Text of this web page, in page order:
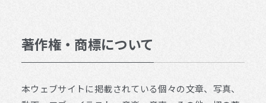
著作権・商標について
本ウェブサイトに掲載されている個々の文章、写真、